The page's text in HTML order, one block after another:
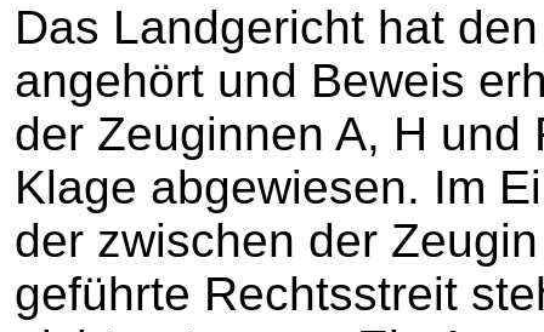
Das Landgericht hat
angehört und Beweis
der Zeuginnen A, H
Klage abgewiesen. Im
der zwischen der
geführte Rechtsstreit